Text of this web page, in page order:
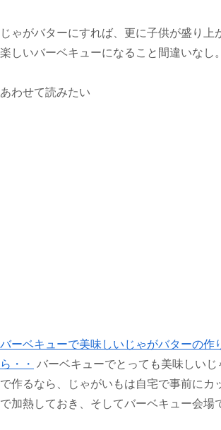
じゃがバターにすれば、更に子供が盛り上
楽しいバーベキューになること間違いなし。
あわせて読みたい
バーベキューで美味しいじゃがバターの作
ら・・ バーベキューでとっても美味しいじ
で作るなら、じゃがいもは自宅で事前にカ
で加熱しておき、そしてバーベキュー会場